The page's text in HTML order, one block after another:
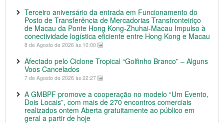
Terceiro aniversário da entrada em Funcionamento do
Posto de Transferência de Mercadorias Transfronteiriço
de Macau da Ponte Hong Kong-Zhuhai-Macau Impulso à
conectividade logística eficiente entre Hong Kong e Macau
8 de Agosto de 2026 às 10:00
Afectado pelo Ciclone Tropical “Golfinho Branco” – Alguns
Voos Cancelados
7 de Agosto de 2026 às 22:27
A GMBPF promove a cooperação no modelo “Um Evento,
Dois Locais”, com mais de 270 encontros comerciais
realizados ontem Aberta gratuitamente ao público em
geral a partir de hoje